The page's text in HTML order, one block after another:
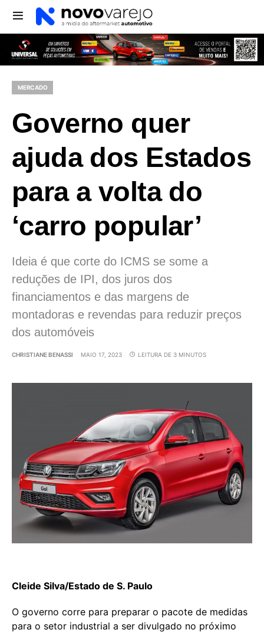
MERCADO
Governo quer
ajuda dos Estados
para a volta do
‘carro popular’
Ideia é que corte do ICMS se some a
reduções de IPI, dos juros dos
financiamentos e das margens de
montadoras e revendas para reduzir preços
dos automóveis
CHRISTIANE BENASSI MAIO 17, 2023 LEITURA DE 3 MINUTOS
Cleide Silva/Estado de S. Paulo
O governo corre para preparar o pacote de medidas
para o setor industrial a ser divulgado no próximo